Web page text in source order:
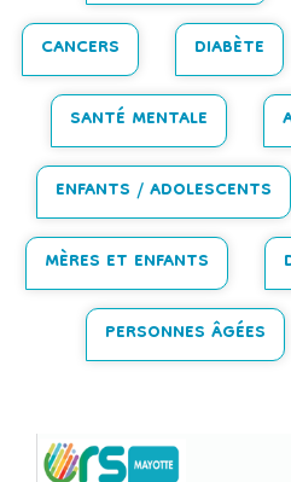
CANCERS
DIABÈTE
SANTÉ MENTALE
ENFANTS / ADOLESCENTS
MÈRES ET ENFANTS
PERSONNES ÂGÉES